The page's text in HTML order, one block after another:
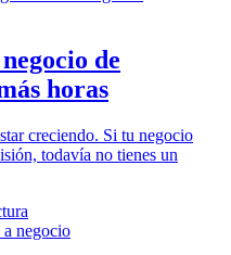
de
horas
creciendo. Si tu negocio
todavía no tienes un